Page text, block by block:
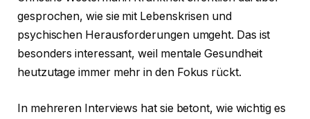
gesprochen, wie sie mit Lebenskrisen und
psychischen Herausforderungen umgeht. Das ist
besonders interessant, weil mentale Gesundheit
heutzutage immer mehr in den Fokus rückt.
In mehreren Interviews hat sie betont, wie wichtig es